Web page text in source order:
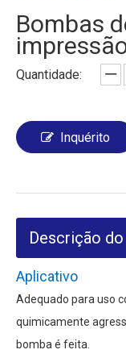
Bombas
Quantidade:
Inquérito
Descrição
Aplicativo
Adequado para uso
quimicamente
bomba é feita.